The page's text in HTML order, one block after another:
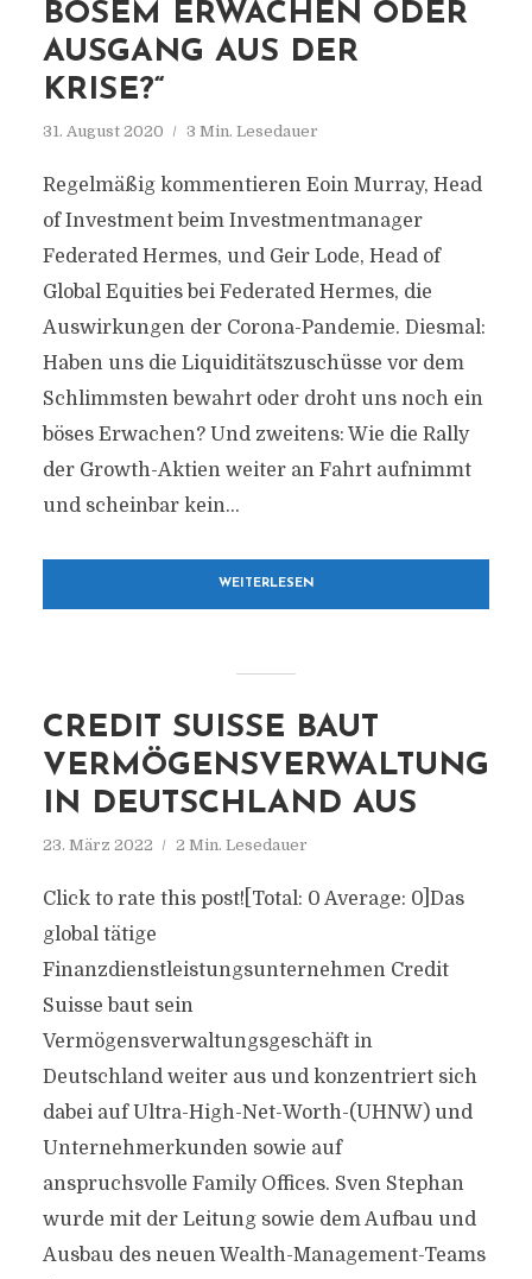
BÖSEM ERWACHEN ODER
AUSGANG AUS DER
KRISE?“
31. August 2020 3 Min. Lesedauer
Regelmäßig kommentieren Eoin Murray, Head
of Investment beim Investmentmanager
Federated Hermes, und Geir Lode, Head of
Global Equities bei Federated Hermes, die
Auswirkungen der Corona-Pandemie. Diesmal:
Haben uns die Liquiditätszuschüsse vor dem
Schlimmsten bewahrt oder droht uns noch ein
böses Erwachen? Und zweitens: Wie die Rally
der Growth-Aktien weiter an Fahrt aufnimmt
und scheinbar kein...
WEITERLESEN
CREDIT SUISSE BAUT
VERMÖGENSVERWALTUNG
IN DEUTSCHLAND AUS
23. März 2022 2 Min. Lesedauer
Click to rate this post![Total: 0 Average: 0]Das
global tätige
Finanzdienstleistungsunternehmen Credit
Suisse baut sein
Vermögensverwaltungsgeschäft in
Deutschland weiter aus und konzentriert sich
dabei auf Ultra-High-Net-Worth-(UHNW) und
Unternehmerkunden sowie auf
anspruchsvolle Family Offices. Sven Stephan
wurde mit der Leitung sowie dem Aufbau und
Ausbau des neuen Wealth-Management-Teams